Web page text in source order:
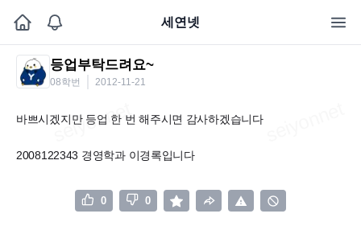
세연넷
등업부탁드려요~
08학번 2012-11-21
바쁘시겠지만 등업 한 번 해주시면 감사하겠습니다
2008122343 경영학과 이경록입니다
0 0